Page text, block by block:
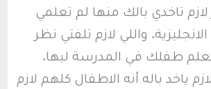
تاخدي بالك منها لم تعلمي
واللي لازم تلفتي نظر
طفلك في المدرسة ليها،
ياخد باله أنه الاطفال كلهم لازم